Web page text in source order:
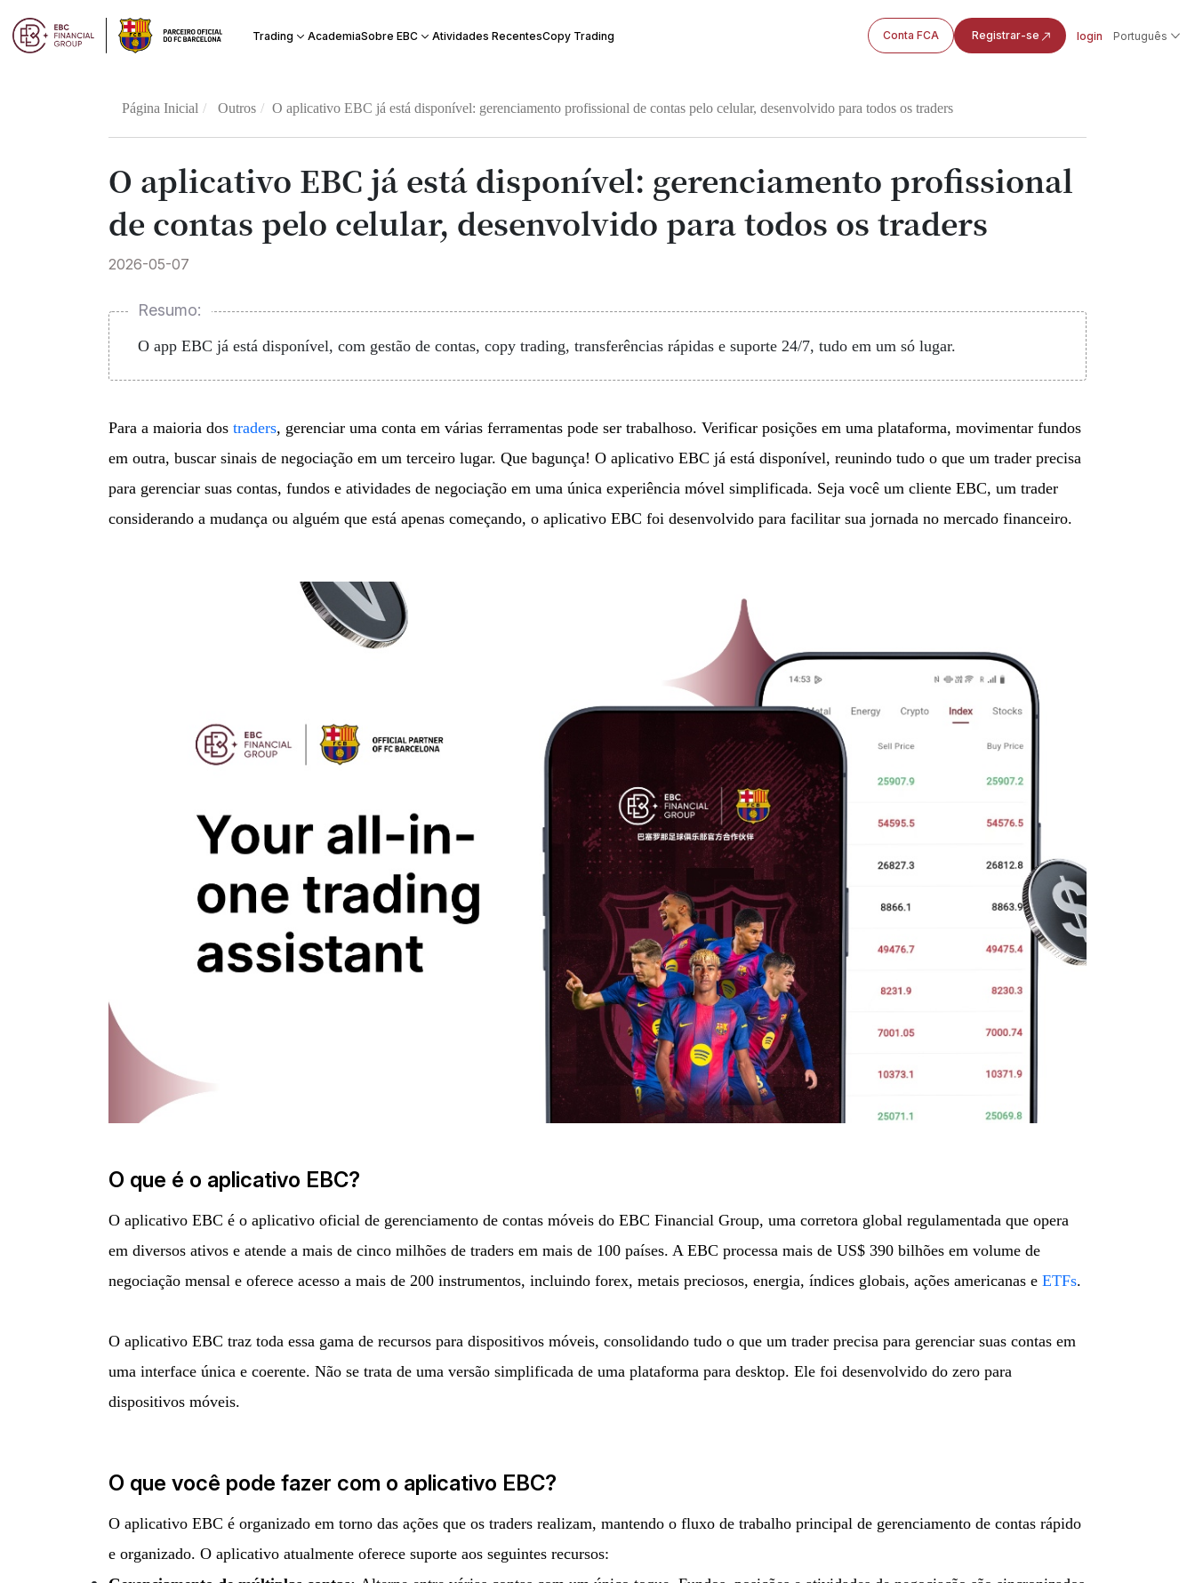
Trading AcademiaSobre EBC Atividades RecentesCopy Trading Conta FCA Registrar-se login Português
Página Inicial Outros O aplicativo EBC já está disponível: gerenciamento profissional de contas pelo celular, desenvolvido para todos os traders
O aplicativo EBC já está disponível: gerenciamento profissional
de contas pelo celular, desenvolvido para todos os traders
2026-05-07
Resumo:
O app EBC já está disponível, com gestão de contas, copy trading, transferências rápidas e suporte 24/7, tudo em um só lugar.
Para a maioria dostraders, gerenciar uma conta em várias ferramentas pode ser trabalhoso. Verificar posições em uma plataforma, movimentar fundos
em outra, buscar sinais de negociação em um terceiro lugar. Que bagunça! O aplicativo EBC já está disponível, reunindo tudo o que um trader precisa
para gerenciar suas contas, fundos e atividades de negociação em uma única experiência móvel simplificada. Seja você um cliente EBC, um trader
considerando a mudança ou alguém que está apenas começando, o aplicativo EBC foi desenvolvido para facilitar sua jornada no mercado financeiro.
O que é o aplicativo EBC?
O aplicativo EBC é o aplicativo oficial de gerenciamento de contas móveis do EBC Financial Group, uma corretora global regulamentada que opera
em diversos ativos e atende a mais de cinco milhões de traders em mais de 100 países. A EBC processa mais de US$ 390 bilhões em volume de
negociação mensal e oferece acesso a mais de 200 instrumentos, incluindo forex, metais preciosos, energia, índices globais, ações americanas eETFs.
O aplicativo EBC traz toda essa gama de recursos para dispositivos móveis, consolidando tudo o que um trader precisa para gerenciar suas contas em
uma interface única e coerente. Não se trata de uma versão simplificada de uma plataforma para desktop. Ele foi desenvolvido do zero para
dispositivos móveis.
O que você pode fazer com o aplicativo EBC?
O aplicativo EBC é organizado em torno das ações que os traders realizam, mantendo o fluxo de trabalho principal de gerenciamento de contas rápido
e organizado. O aplicativo atualmente oferece suporte aos seguintes recursos: